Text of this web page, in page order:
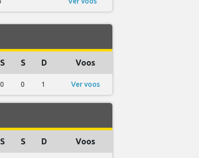
S S D Voos
0 0 1 Ver voos
S S D Voos